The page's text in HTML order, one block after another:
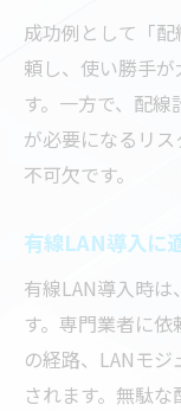
成功例として「
頼し、使い勝手
す。一方で、配
が必要になるリ
不可欠です。
有線LAN導入に
有線LAN導入時
す。専門業者に
の経路、LANモ
されます。無駄